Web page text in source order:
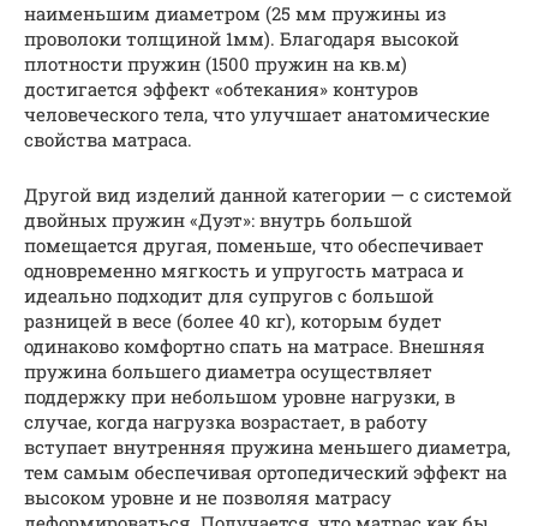
наименьшим диаметром (25 мм пружины из
проволоки толщиной 1мм). Благодаря высокой
плотности пружин (1500 пружин на кв.м)
достигается эффект «обтекания» контуров
человеческого тела, что улучшает анатомические
свойства матраса.
Другой вид изделий данной категории — с системой
двойных пружин «Дуэт»: внутрь большой
помещается другая, поменьше, что обеспечивает
одновременно мягкость и упругость матраса и
идеально подходит для супругов с большой
разницей в весе (более 40 кг), которым будет
одинаково комфортно спать на матрасе. Внешняя
пружина большего диаметра осуществляет
поддержку при небольшом уровне нагрузки, в
случае, когда нагрузка возрастает, в работу
вступает внутренняя пружина меньшего диаметра,
тем самым обеспечивая ортопедический эффект на
высоком уровне и не позволяя матрасу